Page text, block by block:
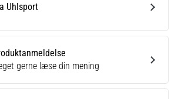
gerne læse din mening
Uhlsport